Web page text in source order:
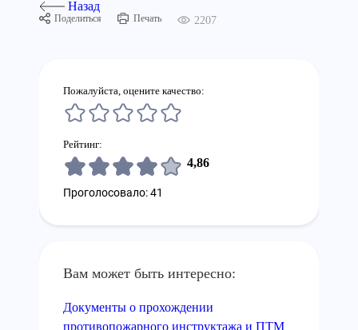
Назад
Поделиться Печать 2207
Пожалуйста, оцените качество:
Рейтинг:
4,86
Проголосовало: 41
Вам может быть интересно:
Документы о прохождении
противопожарного инструктажа и ПТМ